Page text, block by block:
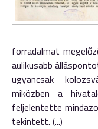
forradalmat
aulikusabb
ugyancsak
miközben a
feljelentette
tekintett. (...)